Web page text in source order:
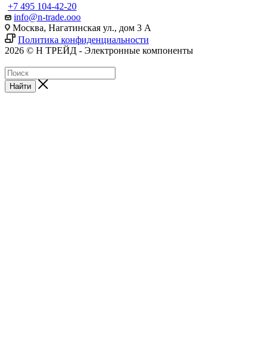
+7 495 104-42-20
info@n-trade.ooo
Москва, Нагатинская ул., дом 3 А
Политика конфиденциальности
2026 © Н ТРЕЙД - Электронные компоненты
Найти